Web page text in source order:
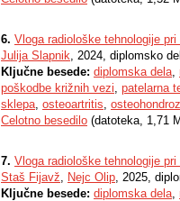
6. Vloga radiološke tehnologije
Julija Slapnik, 2024, diplomsko
Ključne besede: diplomska dela,
poškodbe križnih vezi, patelarna
sklepa, osteoartritis,
Celotno besedilo (datoteka, 1,71
7. Vloga radiološke tehnologije
Staš Fijavž, Nejc Olip, 2025,
Ključne besede: diplomska dela,